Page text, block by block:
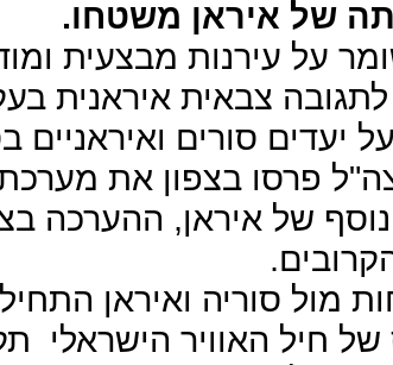
של איראן משטחו.
על עירנות מבצעית
צבאית איראנית
יעדים סורים ואיראניים בסוריה ב-
פרסו בצפון את
של איראן, ההערכה
מול סוריה ואיראן
חיל האוויר הישראלי